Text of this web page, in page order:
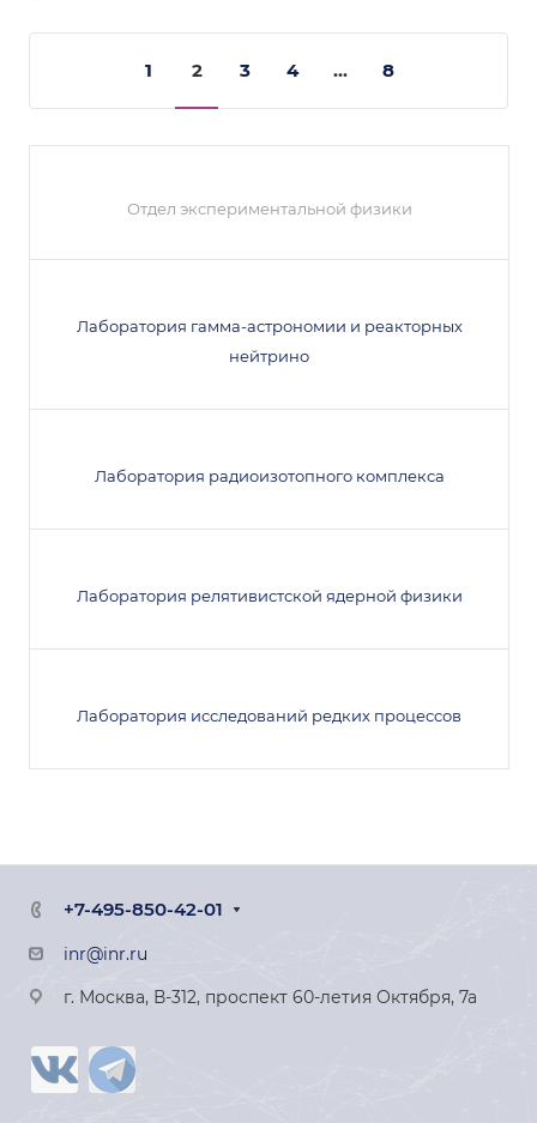
1 2 3 4 ... 8
Отдел экспериментальной физики
Лаборатория гамма-астрономии и реакторных
нейтрино
Лаборатория радиоизотопного комплекса
Лаборатория релятивистской ядерной физики
Лаборатория исследований редких процессов
+7-495-850-42-01
inr@inr.ru
г. Москва, В-312, проспект 60-летия Октября, 7а